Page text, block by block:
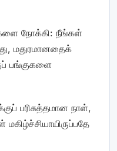
நோக்கி: நீங்கள்
மதுரமானதைக்
பங்குகளை
பரிசுத்தமான நாள்,